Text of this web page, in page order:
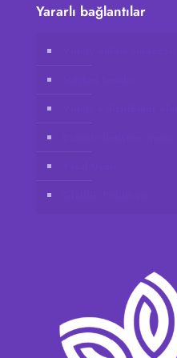
Yararlı bağlantılar